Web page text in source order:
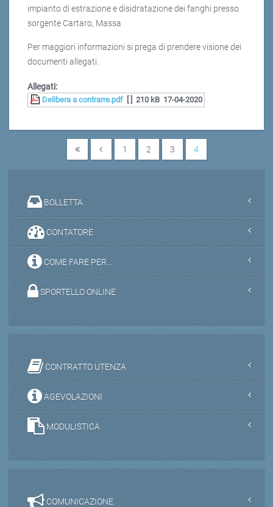
impianto di estrazione e disidratazione dei fanghi presso
sorgente Cartaro, Massa
Per maggiori informazioni si prega di prendere visione dei
documenti allegati.
Allegati:
Delibera a contrarre.pdf 210 kB 17-04-2020
1 2 3 4
BOLLETTA
CONTATORE
COME FARE PER...
SPORTELLO ONLINE
CONTRATTO UTENZA
AGEVOLAZIONI
MODULISTICA
COMUNICAZIONE